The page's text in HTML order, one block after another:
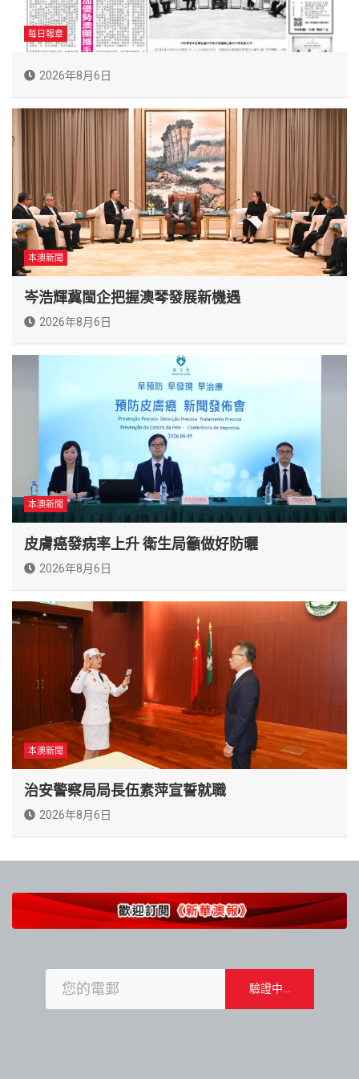
每日報章
2026年8月6日
本澳新聞
岑浩輝冀閩企把握澳琴發展新機遇
2026年8月6日
本澳新聞
皮膚癌發病率上升 衛生局籲做好防曬
2026年8月6日
本澳新聞
治安警察局局長伍素萍宣誓就職
2026年8月6日